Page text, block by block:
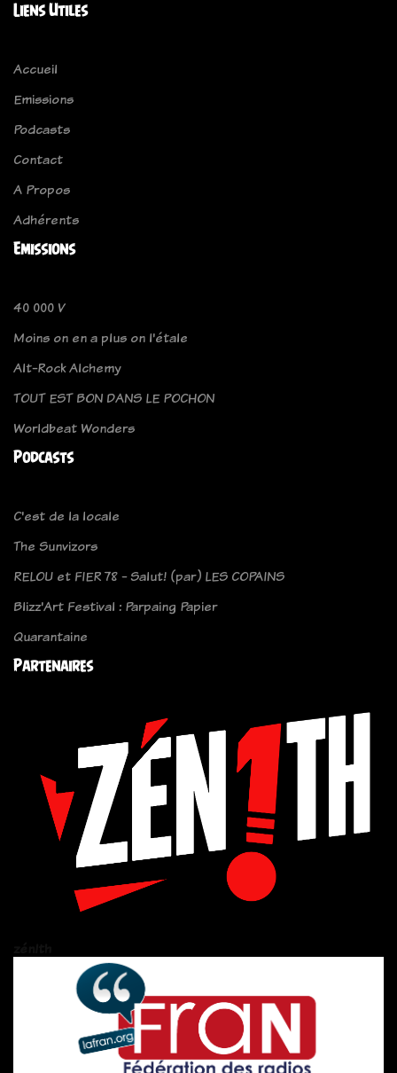
Liens Utiles
Accueil
Emissions
Podcasts
Contact
A Propos
Adhérents
Emissions
40 000 V
Moins on en a plus on l'étale
Alt-Rock Alchemy
TOUT EST BON DANS LE POCHON
Worldbeat Wonders
Podcasts
C'est de la locale
The Sunvizors
RELOU et FIER 78 - Salut! (par) LES COPAINS
Blizz'Art Festival : Parpaing Papier
Quarantaine
Partenaires